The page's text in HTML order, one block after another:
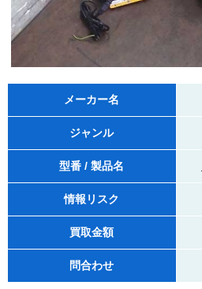
メーカー名
ジャンル
型番 / 製品名
情報リスク
買取金額
問合わせ